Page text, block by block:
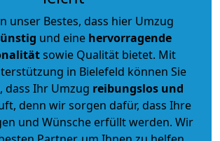
unser Bestes, dass hier Umzug
und eine hervorragende
sowie Qualität bietet. Mit
in Bielefeld können Sie
dass Ihr Umzug reibungslos und
denn wir sorgen dafür, dass Ihre
und Wünsche erfüllt werden. Wir